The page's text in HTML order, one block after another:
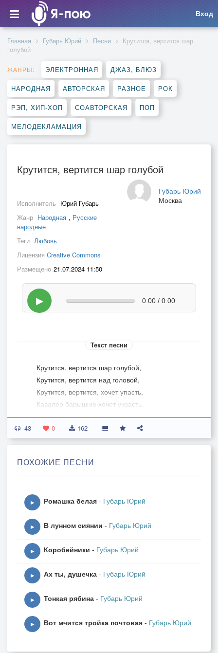
Вход
Главная Губарь Юрий Песни
Крутится, вертится шар
голубой
ЖАНРЫ: ЭЛЕКТРОННАЯ ДЖАЗ, БЛЮЗ
НАРОДНАЯ АВТОРСКАЯ РАЗНОЕ РОК
РЭП, ХИП-ХОП СОАВТОРСКАЯ ПОП
МЕЛОДЕКЛАМАЦИЯ
Крутится, вертится шар голубой
Губарь Юрий
Москва
Исполнитель Юрий Губарь
Жанр Народная , Русские
народные
Теги Любовь
Лицензия Creative Commons
Размещено 21.07.2024 11:50
▶ 0:00 / 0:00
Текст песни
Крутится, вертится шар голубой,
Крутится, вертится над головой,
Крутится, вертится, хочет упасть,
Кавалер барышню хочет украсть.
Где эта улица, где этот дом,
Где эта барышня, что я влюблён,
Вот эта барышня, что я влюблён.
Крутится, вертится над головой,
Кавалер барышню хочет украсть.
43 0 162
ПОХОЖИЕ ПЕСНИ
▶ Ромашка белая - Губарь Юрий
▶ В лунном сиянии - Губарь Юрий
▶ Коробейники - Губарь Юрий
▶ Ах ты, душечка - Губарь Юрий
▶ Тонкая рябина - Губарь Юрий
▶ Вот мчится тройка почтовая - Губарь Юрий